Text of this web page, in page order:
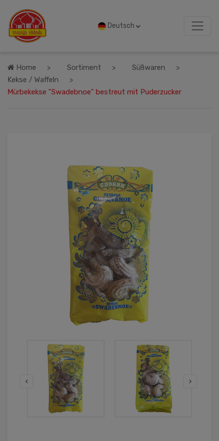
Deutsch
Home Sortiment
Süßwaren
Kekse / Waffeln
Mürbekekse "Swadebnoe" bestreut mit Puderzucker